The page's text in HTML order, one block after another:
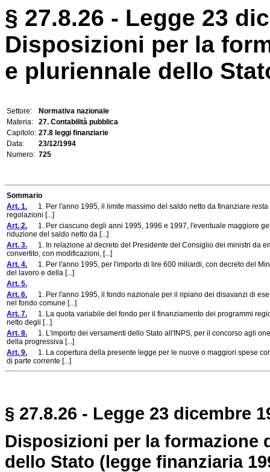
§ 27.8.26 - Legge 23
Disposizioni per la
e pluriennale dello
Settore:
Normativa nazionale
Materia:
27. Contabilità pubblica
Capitolo: 27.8 leggi finanziarie
Data:
23/12/1994
Numero: 725
Sommario
Art. 1. 1. Per l'anno 1995, il limite massimo del saldo netto da finanziare
regolazioni [...]
Art. 2. 1. Per ciascuno degli anni 1995, 1996 e 1997, l'eventuale maggiore
riduzione del saldo netto da [...]
Art. 3. 1. In relazione al decreto del Presidente del Consiglio dei ministri da
convertito, con modificazioni, [...]
Art. 4. 1. Per l'anno 1995, per l'importo di lire 600 miliardi, con decreto del
del lavoro e della [...]
Art. 5.
Art. 6. 1. Per l'anno 1995, il fondo nazionale per il ripiano dei disavanzi di
nel fondo comune [...]
Art. 7. 1. La quota variabile del fondo per il finanziamento dei programmi
netto degli [...]
Art. 8. 1. L'importo dei versamenti dello Stato all'INPS, per il concorso agli
della progressiva [...]
Art. 9. 1. La copertura della presente legge per le nuove o maggiori spese
di parte corrente [...]
§ 27.8.26 - Legge 23 dicembre
Disposizioni per la formazione
dello Stato (legge finanziaria